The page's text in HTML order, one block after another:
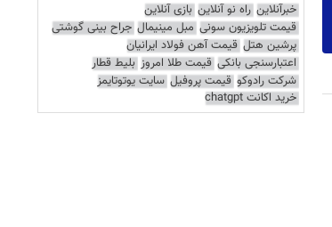
خبرآنلاین راه نو آنلاین بازی آنلاین
قیمت تلویزیون سونی مبل مینیمال جراح بینی گوشتی
پرشین هتل قیمت آهن فولاد ایرانیان
اعتبارسنجی بانکی قیمت طلا امروز بلیط قطار
شرکت رادوکو قیمت پروفیل سایت یوتوتایمز
خرید اکانت chatgpt